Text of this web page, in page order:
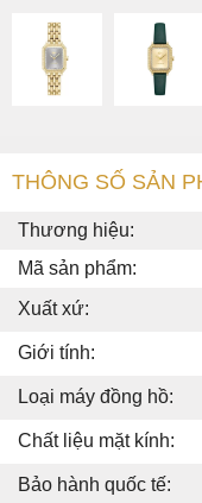
THÔNG SỐ SẢN
Thương hiệu:
Mã sản phẩm:
Xuất xứ:
Giới tính:
Loại máy đồng hồ:
Chất liệu mặt kính:
Bảo hành quốc tế: